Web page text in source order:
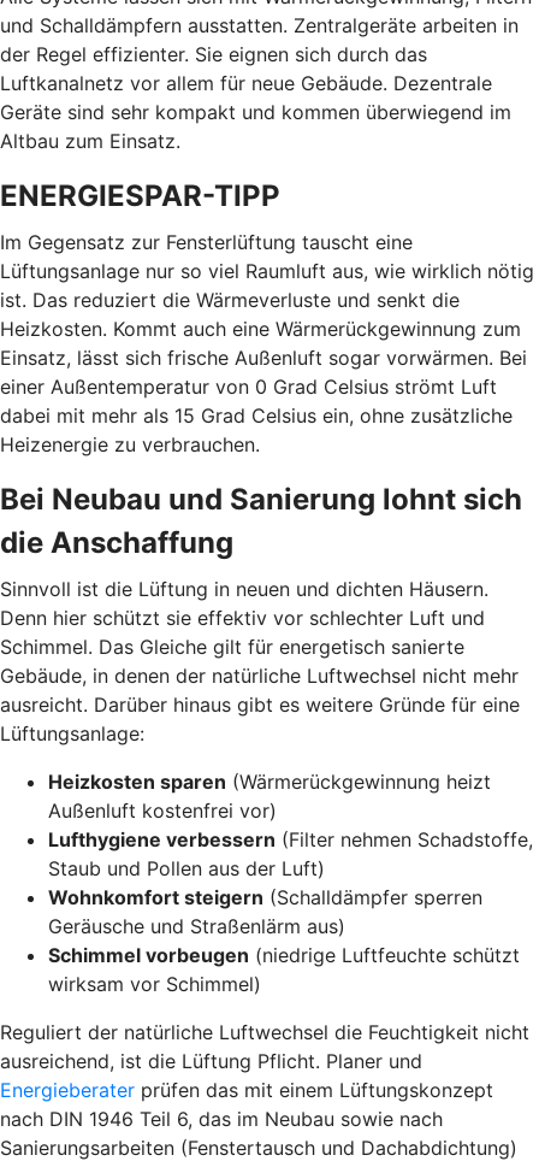
und Schalldämpfern ausstatten. Zentralgeräte arbeiten in
der Regel effizienter. Sie eignen sich durch das
Luftkanalnetz vor allem für neue Gebäude. Dezentrale
Geräte sind sehr kompakt und kommen überwiegend im
Altbau zum Einsatz.
ENERGIESPAR-TIPP
Im Gegensatz zur Fensterlüftung tauscht eine
Lüftungsanlage nur so viel Raumluft aus, wie wirklich nötig
ist. Das reduziert die Wärmeverluste und senkt die
Heizkosten. Kommt auch eine Wärmerückgewinnung zum
Einsatz, lässt sich frische Außenluft sogar vorwärmen. Bei
einer Außentemperatur von 0 Grad Celsius strömt Luft
dabei mit mehr als 15 Grad Celsius ein, ohne zusätzliche
Heizenergie zu verbrauchen.
Bei Neubau und Sanierung lohnt sich
die Anschaffung
Sinnvoll ist die Lüftung in neuen und dichten Häusern.
Denn hier schützt sie effektiv vor schlechter Luft und
Schimmel. Das Gleiche gilt für energetisch sanierte
Gebäude, in denen der natürliche Luftwechsel nicht mehr
ausreicht. Darüber hinaus gibt es weitere Gründe für eine
Lüftungsanlage:
Heizkosten sparen (Wärmerückgewinnung heizt
Außenluft kostenfrei vor)
Lufthygiene verbessern (Filter nehmen Schadstoffe,
Staub und Pollen aus der Luft)
Wohnkomfort steigern (Schalldämpfer sperren
Geräusche und Straßenlärm aus)
Schimmel vorbeugen (niedrige Luftfeuchte schützt
wirksam vor Schimmel)
Reguliert der natürliche Luftwechsel die Feuchtigkeit nicht
ausreichend, ist die Lüftung Pflicht. Planer und
Energieberater prüfen das mit einem Lüftungskonzept
nach DIN 1946 Teil 6, das im Neubau sowie nach
Sanierungsarbeiten (Fenstertausch und Dachabdichtung)